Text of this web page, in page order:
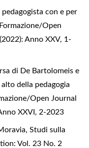
pedagogista con e per
Open
Anno XXV, 1-
di De Bartolomeis e
della pedagogia
Open Journal
XXVI, 2-2023
, Studi sulla
Vol. 23 No. 2